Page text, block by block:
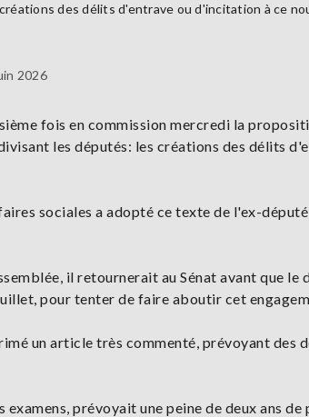
des délits d'entrave ou d'incitation à ce
2026
fois en commission mercredi la
les députés: les créations des délits
sociales a adopté ce texte de l'ex-
il retournerait au Sénat avant que le
pour tenter de faire aboutir cet
un article très commenté, prévoyant
prévoyait une peine de deux ans